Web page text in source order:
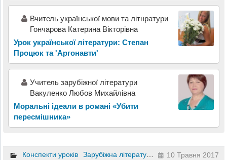
Вчитель української мови та літнратури
Гончарова Катерина Вікторівна
Урок української літератури: Степан
Процюк та 'Аргонавти'
Учитель зарубіжної літератури
Вакуленко Любов Михайлівна
Моральні ідеали в романі «Убити
пересмішника»
Конспекти уроків Зарубіжна література 10 клас
10 Травня 2017